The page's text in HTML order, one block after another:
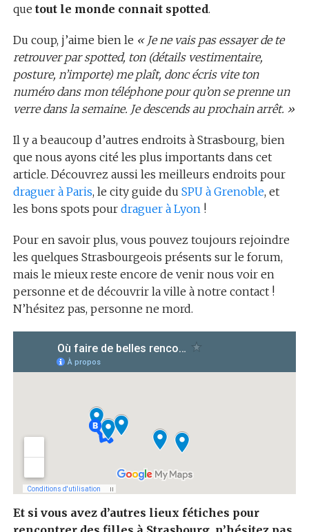
que tout le monde connait spotted.
Du coup, j’aime bien le « Je ne vais pas essayer de te
retrouver par spotted, ton (détails vestimentaire,
posture, n’importe) me plaît, donc écris vite ton
numéro dans mon téléphone pour qu’on se prenne un
verre dans la semaine. Je descends au prochain arrêt. »
Il y a beaucoup d’autres endroits à Strasbourg, bien
que nous ayons cité les plus importants dans cet
article. Découvrez aussi les meilleurs endroits pour
draguer à Paris, le city guide du SPU à Grenoble, et
les bons spots pour draguer à Lyon!
Pour en savoir plus, vous pouvez toujours rejoindre
les quelques Strasbourgeois présents sur le forum,
mais le mieux reste encore de venir nous voir en
personne et de découvrir la ville à notre contact !
N’hésitez pas, personne ne mord.
Et si vous avez d’autres lieux fétiches pour